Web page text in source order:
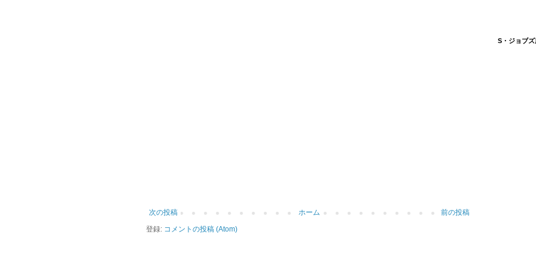
次の投稿 前の投稿
ホーム
登録: コメントの投稿 (Atom)
S・ジョブ